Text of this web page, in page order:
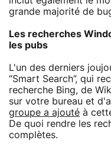
grande majorité de
Les recherches
les pubs
L'un des derniers
“Smart Search”, qui
recherche Bing, de
sur votre bureau et
groupe a ajouté à
De quoi rendre les
complètes.